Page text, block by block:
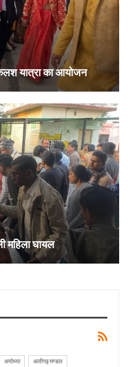
यात्रा का आयोजन
महिला घायल
अयोध्या अलीगढ़ मण्डल